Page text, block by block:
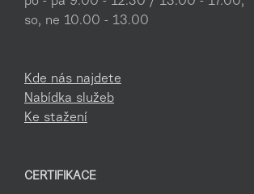
so, ne 10.00 - 13.00
Kde nás najdete
Nabídka služeb
Ke stažení
CERTIFIKACE